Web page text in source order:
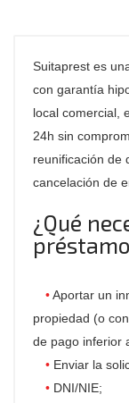
Suitaprest es
con garantía
local comercial,
24h sin
reunificación de
cancelación de
¿Qué
Aportar un
propiedad (o
de pago inferior
Enviar la
DNI/NIE;